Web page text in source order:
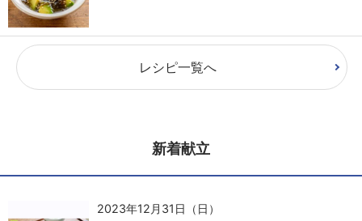
レシピ一覧へ
新着献立
2023年12月31日（日）